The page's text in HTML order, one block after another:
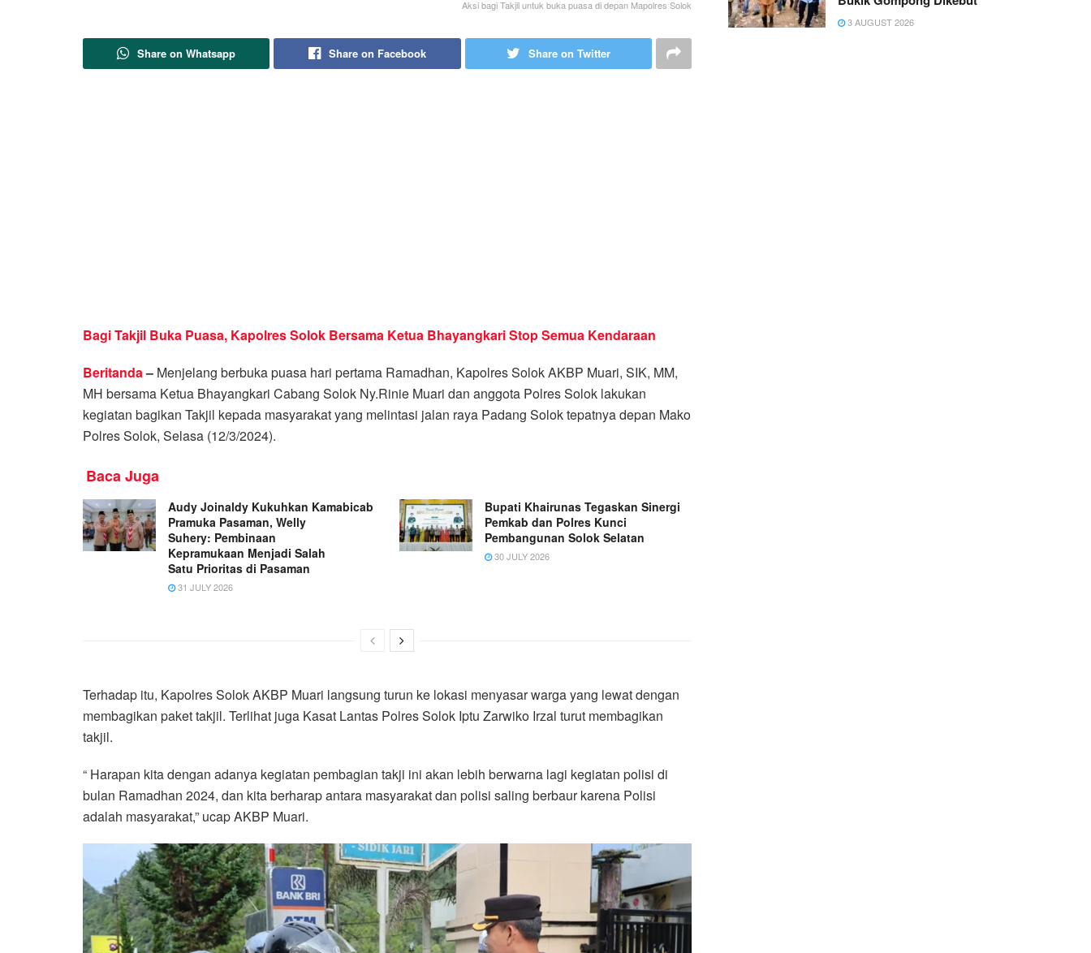
Aksi bagi Takjil untuk buka puasa di depan Mapolres Solok
Share on Whatsapp Share on Facebook Share on Twitter
Bagi Takjil Buka Puasa, Kapolres Solok Bersama Ketua Bhayangkari Stop Semua Kendaraan
Beritanda– Menjelang berbuka puasa hari pertama Ramadhan, Kapolres Solok AKBP Muari, SIK, MM,
MH bersama Ketua Bhayangkari Cabang Solok Ny.Rinie Muari dan anggota Polres Solok lakukan
kegiatan bagikan Takjil kepada masyarakat yang melintasi jalan raya Padang Solok tepatnya depan Mako
Polres Solok, Selasa (12/3/2024).
Baca Juga
Audy Joinaldy Kukuhkan Kamabicab
Pramuka Pasaman, Welly
Suhery: Pembinaan
Kepramukaan Menjadi Salah
Satu Prioritas di Pasaman
31 JULY 2026
Bupati Khairunas Tegaskan Sinergi
Pemkab dan Polres Kunci
Pembangunan Solok Selatan
30 JULY 2026
Terhadap itu, Kapolres Solok AKBP Muari langsung turun ke lokasi menyasar warga yang lewat dengan
membagikan paket takjil. Terlihat juga Kasat Lantas Polres Solok Iptu Zarwiko Irzal turut membagikan
takjil.
“ Harapan kita dengan adanya kegiatan pembagian takji ini akan lebih berwarna lagi kegiatan polisi di
bulan Ramadhan 2024, dan kita berharap antara masyarakat dan polisi saling berbaur karena Polisi
adalah masyarakat,” ucap AKBP Muari.
3 AUGUST 2026